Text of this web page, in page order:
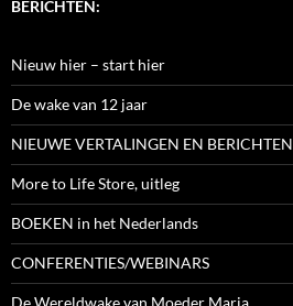
BERICHTEN:
Nieuw hier – start hier
De wake van 12 jaar
NIEUWE VERTALINGEN EN BERICHTEN
More to Life Store, uitleg
BOEKEN in het Nederlands
CONFERENTIES/WEBINARS
De Wereldwake van Moeder Maria